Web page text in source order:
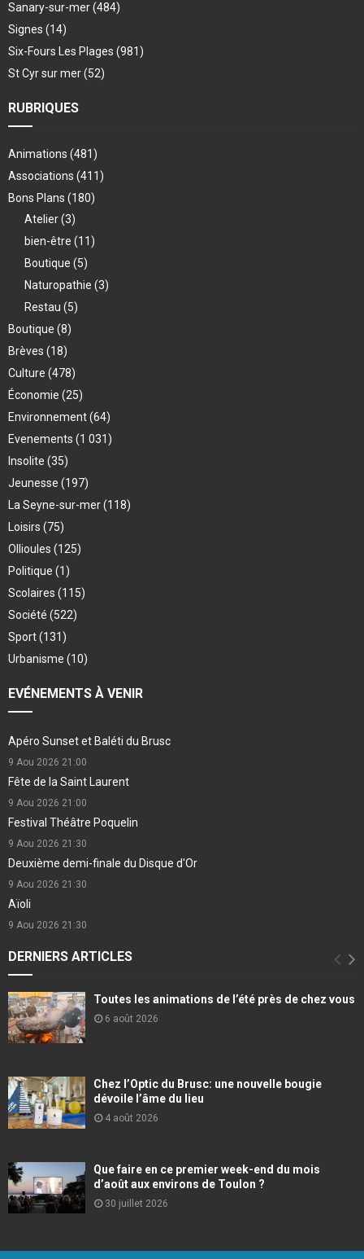
Sanary-sur-mer(484)
Signes (14)
Six-Fours Les Plages (981)
St Cyr sur mer(52)
RUBRIQUES
Animations (481)
Associations (411)
Bons Plans (180)
Atelier(3)
bien-être (11)
Boutique (5)
Naturopathie (3)
Restau (5)
Boutique (8)
Brèves (18)
Culture (478)
Économie (25)
Environnement(64)
Evenements (1 031)
Insolite (35)
Jeunesse (197)
La Seyne-sur-mer(118)
Loisirs (75)
Ollioules (125)
Politique (1)
Scolaires (115)
Société (522)
Sport(131)
Urbanisme (10)
EVÉNEMENTS À VENIR
Apéro Sunset et Baléti du Brusc
9 Aou 2026 21:00
Fête de la Saint Laurent
9 Aou 2026 21:00
Festival Théâtre Poquelin
9 Aou 2026 21:30
Deuxième demi-finale du Disque d'Or
9 Aou 2026 21:30
Aïoli
9 Aou 2026 21:30
DERNIERS ARTICLES
Toutes les animations de l’été près de chez vous
6 août 2026
Chez l’Optic du Brusc: une nouvelle bougie
dévoile l’âme du lieu
4 août 2026
Que faire en ce premier week-end du mois
d’août aux environs de Toulon ?
30 juillet 2026